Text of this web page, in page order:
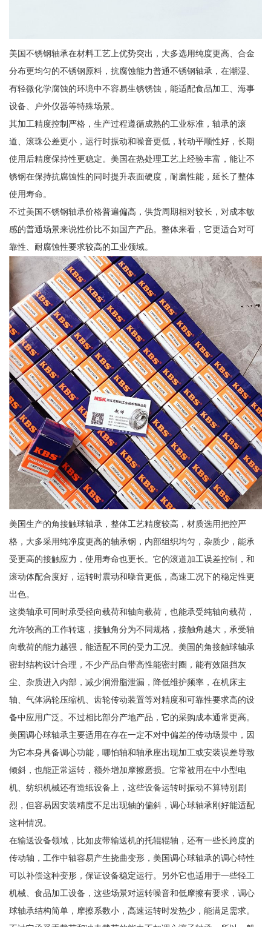
美国不锈钢轴承在材料工艺上优势突出，大多选用纯度更高、合金
分布更均匀的不锈钢原料，抗腐蚀能力普通不锈钢轴承，在潮湿、
有轻微化学腐蚀的环境中不容易生锈锈蚀，能适配食品加工、海事
设备、户外仪器等特殊场景。
其加工精度控制严格，生产过程遵循成熟的工业标准，轴承的滚
道、滚珠公差更小，运行时振动和噪音更低，转动平顺性好，长期
使用后精度保持性更稳定。美国在热处理工艺上经验丰富，能让不
锈钢在保持抗腐蚀性的同时提升表面硬度，耐磨性能，延长了整体
使用寿命。
不过美国不锈钢轴承价格普遍偏高，供货周期相对较长，对成本敏
感的普通场景来说性价比不如国产产品。整体来看，它更适合对可
靠性、耐腐蚀性要求较高的工业领域。
美国生产的角接触球轴承，整体工艺精度较高，材质选用把控严
格，大多采用纯净度更高的轴承钢，内部组织均匀，杂质少，能承
受更高的接触应力，使用寿命也更长。它的滚道加工误差控制，和
滚动体配合度好，运转时震动和噪音更低，高速工况下的稳定性更
出色。
这类轴承可同时承受径向载荷和轴向载荷，也能承受纯轴向载荷，
允许较高的工作转速，接触角分为不同规格，接触角越大，承受轴
向载荷的能力越强，能适配不同的受力工况。美国的角接触球轴承
密封结构设计合理，不少产品自带高性能密封圈，能有效阻挡灰
尘、杂质进入内部，减少润滑脂泄漏，降低维护频率，在机床主
轴、气体涡轮压缩机、齿轮传动装置等对精度和可靠性要求高的设
备中应用广泛。不过相比部分产地产品，它的采购成本通常更高。
美国调心球轴承主要适用在存在一定不对中偏差的传动场景中，因
为它本身具备调心功能，哪怕轴和轴承座出现加工或安装误差导致
倾斜，也能正常运转，额外增加摩擦磨损。它常被用在中小型电
机、纺织机械还有造纸设备上，这些设备运转时振动不算特别剧
烈，但容易因安装精度不足出现轴的偏斜，调心球轴承刚好能适配
这种情况。
在输送设备领域，比如皮带输送机的托辊辊轴，还有一些长跨度的
传动轴，工作中轴容易产生挠曲变形，美国调心球轴承的调心特性
可以补偿这种变形，保证设备稳定运行。另外它也适用于一些轻工
机械、食品加工设备，这些场景对运转噪音和低摩擦有要求，调心
球轴承结构简单，摩擦系数小，高速运转时发热少，能满足需求。